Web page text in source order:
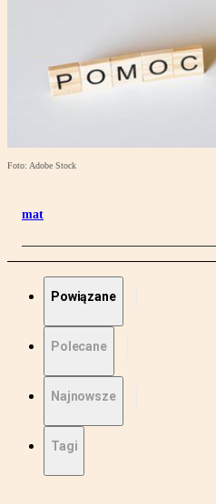
Foto: Adobe Stock
mat
Powiązane
Polecane
Najnowsze
Tagi